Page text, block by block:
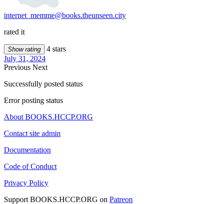
internet_memme@books.theunseen.city
rated it
Show rating
4 stars
July 31, 2024
Previous Next
Successfully posted status
Error posting status
About BOOKS.HCCP.ORG
Contact site admin
Documentation
Code of Conduct
Privacy Policy
Support BOOKS.HCCP.ORG on Patreon